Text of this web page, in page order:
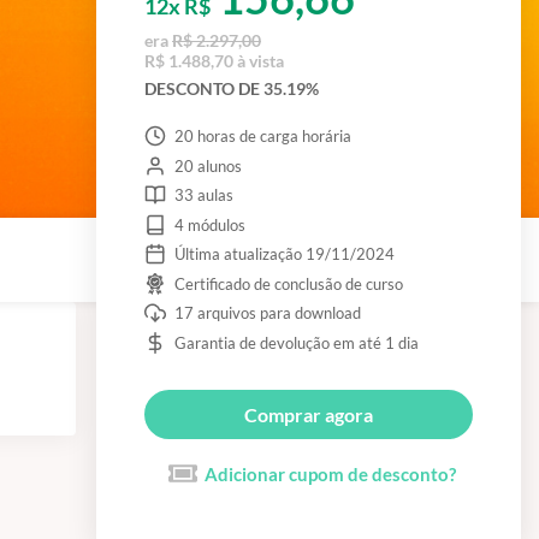
12x R$
eraR$ 2.297,00
R$ 1.488,70 à vista
DESCONTO DE 35.19%
20 horas de carga horária
20 alunos
33 aulas
4 módulos
Última atualização 19/11/2024
Certificado de conclusão de curso
17 arquivos para download
Garantia de devolução em até 1 dia
Comprar agora
Adicionar cupom de desconto?